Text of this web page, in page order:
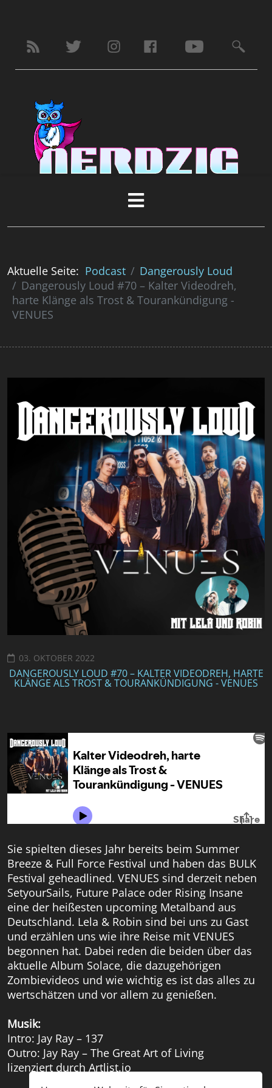
Aktuelle Seite: Podcast
Dangerously Loud
Dangerously Loud #70 – Kalter Videodreh,
harte Klänge als Trost & Tourankündigung -
VENUES
03. OKTOBER 2022
DANGEROUSLY LOUD #70 – KALTER VIDEODREH, HARTE
KLÄNGE ALS TROST & TOURANKÜNDIGUNG - VENUES
Sie spielten dieses Jahr bereits beim Summer
Breeze & Full Force Festival und haben das BULK
Festival geheadlined. VENUES sind derzeit neben
SetyourSails, Future Palace oder Rising Insane
eine der heißesten upcoming Metalband aus
Deutschland. Lela & Robin sind bei uns zu Gast
und erzählen uns wie ihre Reise mit VENUES
begonnen hat. Dabei reden die beiden über das
aktuelle Album Solace, die dazugehörigen
Zombievideos und wie wichtig es ist das alles zu
wertschätzen und vor allem zu genießen.
Musik:
Intro: Jay Ray – 137
Outro: Jay Ray – The Great Art of Living
lizenziert durch Artlist.io